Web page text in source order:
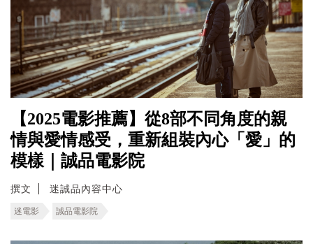
【2025電影推薦】從8部不同角度的親
情與愛情感受，重新組裝內心「愛」的
模樣｜誠品電影院
撰文 迷誠品內容中心
迷電影 誠品電影院